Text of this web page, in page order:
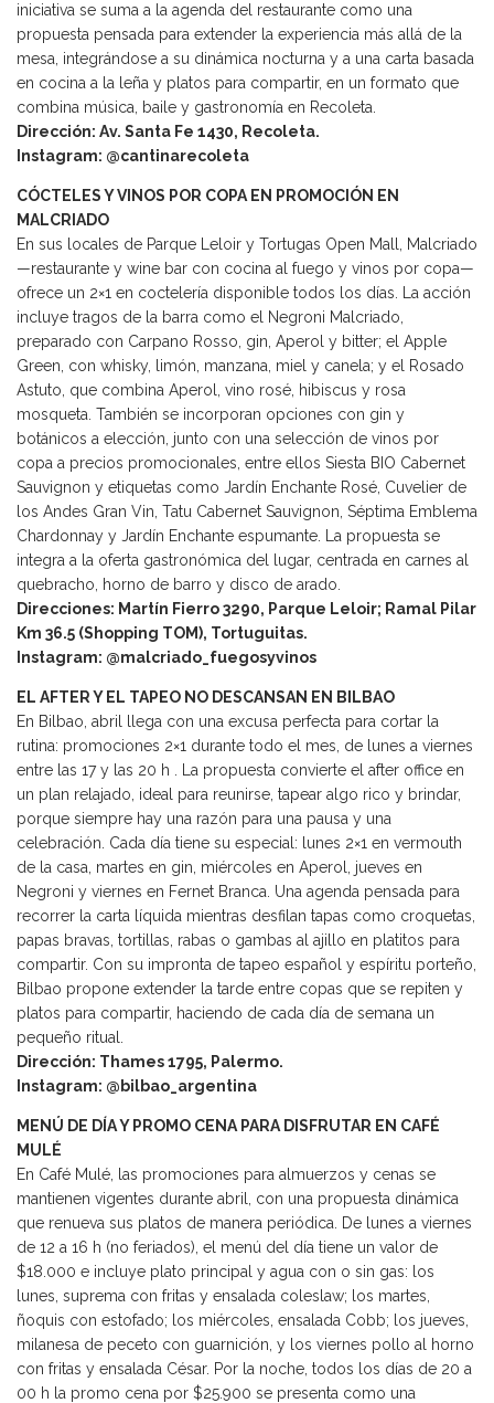
iniciativa se suma a la agenda del restaurante como una
propuesta pensada para extender la experiencia más allá de la
mesa, integrándose a su dinámica nocturna y a una carta basada
en cocina a la leña y platos para compartir, en un formato que
combina música, baile y gastronomía en Recoleta.
Dirección: Av. Santa Fe 1430, Recoleta.
Instagram: @cantinarecoleta
CÓCTELES Y VINOS POR COPA EN PROMOCIÓN EN
MALCRIADO
En sus locales de Parque Leloir y Tortugas Open Mall, Malcriado
—restaurante y wine bar con cocina al fuego y vinos por copa—
ofrece un 2×1 en coctelería disponible todos los días. La acción
incluye tragos de la barra como el Negroni Malcriado,
preparado con Carpano Rosso, gin, Aperol y bitter; el Apple
Green, con whisky, limón, manzana, miel y canela; y el Rosado
Astuto, que combina Aperol, vino rosé, hibiscus y rosa
mosqueta. También se incorporan opciones con gin y
botánicos a elección, junto con una selección de vinos por
copa a precios promocionales, entre ellos Siesta BIO Cabernet
Sauvignon y etiquetas como Jardín Enchante Rosé, Cuvelier de
los Andes Gran Vin, Tatu Cabernet Sauvignon, Séptima Emblema
Chardonnay y Jardín Enchante espumante. La propuesta se
integra a la oferta gastronómica del lugar, centrada en carnes al
quebracho, horno de barro y disco de arado.
Direcciones: Martín Fierro 3290, Parque Leloir; Ramal Pilar
Km 36.5 (Shopping TOM), Tortuguitas.
Instagram: @malcriado_fuegosyvinos
EL AFTER Y EL TAPEO NO DESCANSAN EN BILBAO
En Bilbao, abril llega con una excusa perfecta para cortar la
rutina: promociones 2×1 durante todo el mes, de lunes a viernes
entre las 17 y las 20 h . La propuesta convierte el after office en
un plan relajado, ideal para reunirse, tapear algo rico y brindar,
porque siempre hay una razón para una pausa y una
celebración. Cada día tiene su especial: lunes 2×1 en vermouth
de la casa, martes en gin, miércoles en Aperol, jueves en
Negroni y viernes en Fernet Branca. Una agenda pensada para
recorrer la carta líquida mientras desfilan tapas como croquetas,
papas bravas, tortillas, rabas o gambas al ajillo en platitos para
compartir. Con su impronta de tapeo español y espíritu porteño,
Bilbao propone extender la tarde entre copas que se repiten y
platos para compartir, haciendo de cada día de semana un
pequeño ritual.
Dirección: Thames 1795, Palermo.
Instagram: @bilbao_argentina
MENÚ DE DÍA Y PROMO CENA PARA DISFRUTAR EN CAFÉ
MULÉ
En Café Mulé, las promociones para almuerzos y cenas se
mantienen vigentes durante abril, con una propuesta dinámica
que renueva sus platos de manera periódica. De lunes a viernes
de 12 a 16 h (no feriados), el menú del día tiene un valor de
$18.000 e incluye plato principal y agua con o sin gas: los
lunes, suprema con fritas y ensalada coleslaw; los martes,
ñoquis con estofado; los miércoles, ensalada Cobb; los jueves,
milanesa de peceto con guarnición, y los viernes pollo al horno
con fritas y ensalada César. Por la noche, todos los días de 20 a
00 h la promo cena por $25.900 se presenta como una